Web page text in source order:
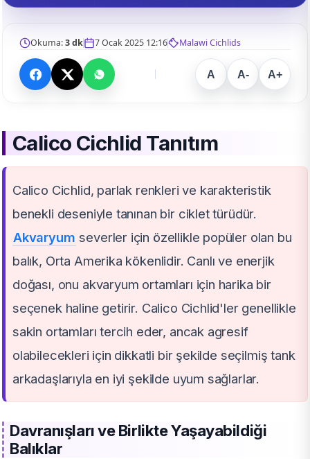
Okuma:3 dk 7 Ocak 2025 12:16 Malawi Cichlids
A A- A+
Calico Cichlid Tanıtım
Calico Cichlid, parlak renkleri ve karakteristik
benekli deseniyle tanınan bir ciklet türüdür.
Akvaryum severler için özellikle popüler olan bu
balık, Orta Amerika kökenlidir. Canlı ve enerjik
doğası, onu akvaryum ortamları için harika bir
seçenek haline getirir. Calico Cichlid'ler genellikle
sakin ortamları tercih eder, ancak agresif
olabilecekleri için dikkatli bir şekilde seçilmiş tank
arkadaşlarıyla en iyi şekilde uyum sağlarlar.
Davranışları ve Birlikte Yaşayabildiği
Balıklar